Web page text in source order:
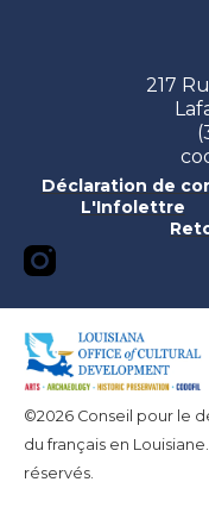
217
Déclaration de
L'Infolettre
©2026 Conseil pour le
du français en
réservés.